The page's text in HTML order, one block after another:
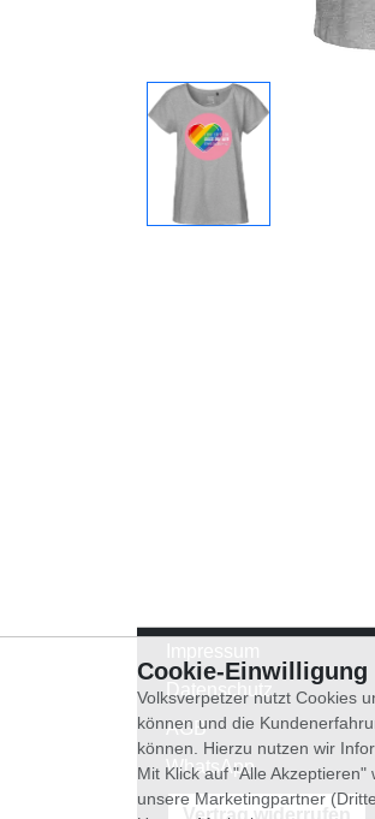
Datenschutz
AGB
WhatsApp
Vertrag widerrufen
Cookie-Einwilligung
Volksverpetzer nutzt Cookies
können und die
können. Hierzu nutzen wir
Mit Klick auf "Alle
unsere Marketingpartner